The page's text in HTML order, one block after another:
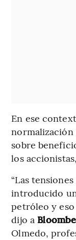
En ese
normalización
sobre
los
“Las
introducido
petróleo y eso
dijo a
Olmedo,